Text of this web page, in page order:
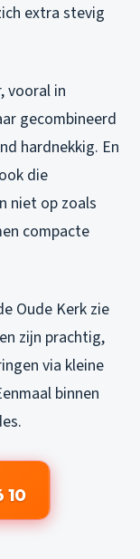
extra stevig
vooral in
gecombineerd
hardnekkig. En
die
niet op zoals
compacte
Oude Kerk zie
zijn prachtig,
via kleine
binnen
10